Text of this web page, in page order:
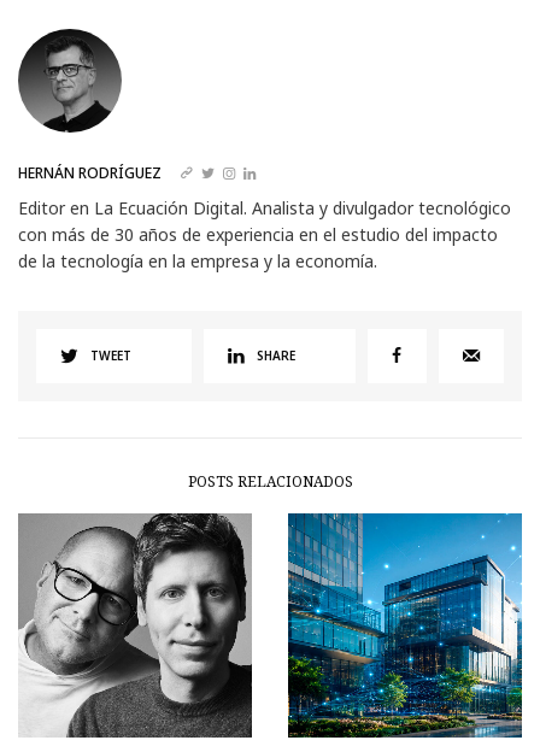
HERNÁN RODRÍGUEZ
Editor en La Ecuación Digital. Analista y divulgador tecnológico
con más de 30 años de experiencia en el estudio del impacto
de la tecnología en la empresa y la economía.
TWEET SHARE
POSTS RELACIONADOS